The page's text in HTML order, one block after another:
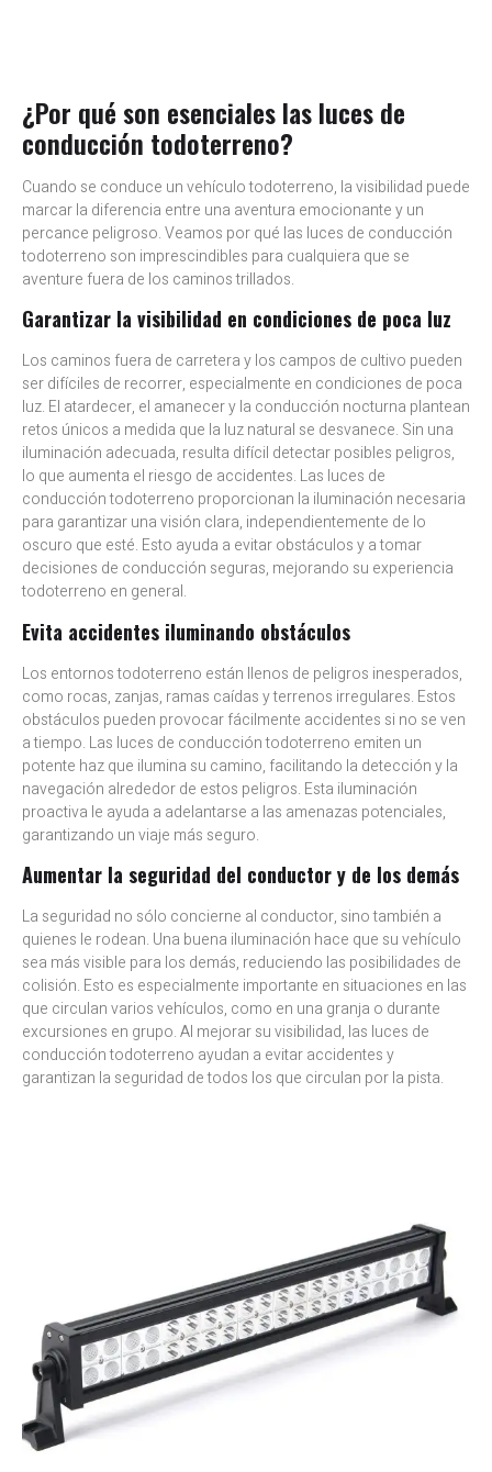
¿Por qué son esenciales las luces de
conducción todoterreno?
Cuando se conduce un vehículo todoterreno, la visibilidad puede
marcar la diferencia entre una aventura emocionante y un
percance peligroso. Veamos por qué las luces de conducción
todoterreno son imprescindibles para cualquiera que se
aventure fuera de los caminos trillados.
Garantizar la visibilidad en condiciones de poca luz
Los caminos fuera de carretera y los campos de cultivo pueden
ser difíciles de recorrer, especialmente en condiciones de poca
luz. El atardecer, el amanecer y la conducción nocturna plantean
retos únicos a medida que la luz natural se desvanece. Sin una
iluminación adecuada, resulta difícil detectar posibles peligros,
lo que aumenta el riesgo de accidentes. Las luces de
conducción todoterreno proporcionan la iluminación necesaria
para garantizar una visión clara, independientemente de lo
oscuro que esté. Esto ayuda a evitar obstáculos y a tomar
decisiones de conducción seguras, mejorando su experiencia
todoterreno en general.
Evita accidentes iluminando obstáculos
Los entornos todoterreno están llenos de peligros inesperados,
como rocas, zanjas, ramas caídas y terrenos irregulares. Estos
obstáculos pueden provocar fácilmente accidentes si no se ven
a tiempo. Las luces de conducción todoterreno emiten un
potente haz que ilumina su camino, facilitando la detección y la
navegación alrededor de estos peligros. Esta iluminación
proactiva le ayuda a adelantarse a las amenazas potenciales,
garantizando un viaje más seguro.
Aumentar la seguridad del conductor y de los demás
La seguridad no sólo concierne al conductor, sino también a
quienes le rodean. Una buena iluminación hace que su vehículo
sea más visible para los demás, reduciendo las posibilidades de
colisión. Esto es especialmente importante en situaciones en las
que circulan varios vehículos, como en una granja o durante
excursiones en grupo. Al mejorar su visibilidad, las luces de
conducción todoterreno ayudan a evitar accidentes y
garantizan la seguridad de todos los que circulan por la pista.